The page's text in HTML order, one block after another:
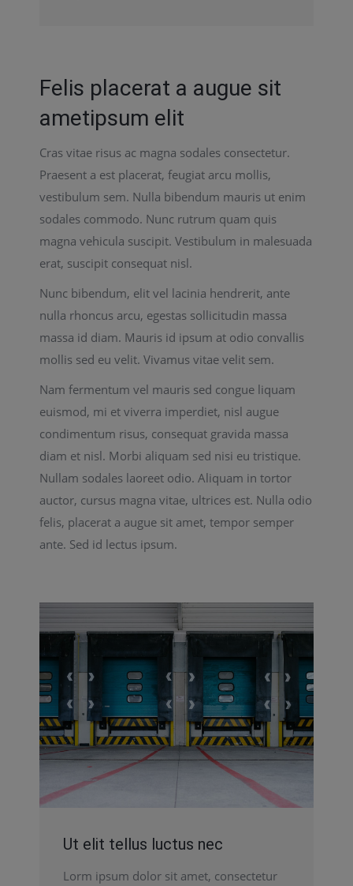
Felis placerat a augue sit
ametipsum elit
Cras vitae risus ac magna sodales consectetur.
Praesent a est placerat, feugiat arcu mollis,
vestibulum sem. Nulla bibendum mauris ut enim
sodales commodo. Nunc rutrum quam quis
magna vehicula suscipit. Vestibulum in malesuada
erat, suscipit consequat nisl.
Nunc bibendum, elit vel lacinia hendrerit, ante
nulla rhoncus arcu, egestas sollicitudin massa
massa id diam. Mauris id ipsum at odio convallis
mollis sed eu velit. Vivamus vitae velit sem.
Nam fermentum vel mauris sed congue liquam
euismod, mi et viverra imperdiet, nisl augue
condimentum risus, consequat gravida massa
diam et nisl. Morbi aliquam sed nisi eu tristique.
Nullam sodales laoreet odio. Aliquam in tortor
auctor, cursus magna vitae, ultrices est. Nulla odio
felis, placerat a augue sit amet, tempor semper
ante. Sed id lectus ipsum.
Ut elit tellus luctus nec
Lorm ipsum dolor sit amet, consectetur